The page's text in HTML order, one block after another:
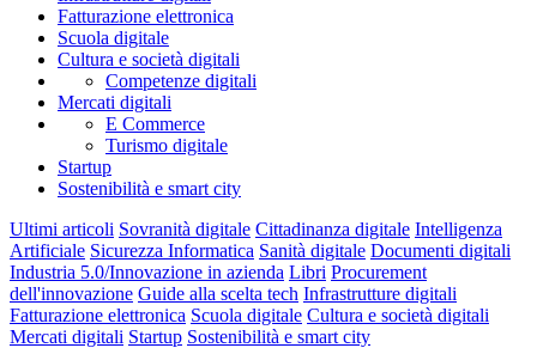
Fatturazione elettronica
Scuola digitale
Cultura e società digitali
Competenze digitali
Mercati digitali
E Commerce
Turismo digitale
Startup
Sostenibilità e smart city
Ultimi articoli Sovranità digitale Cittadinanza digitale Intelligenza
Artificiale Sicurezza Informatica Sanità digitale Documenti digitali
Industria 5.0/Innovazione in azienda Libri Procurement
dell'innovazione Guide alla scelta tech Infrastrutture digitali
Fatturazione elettronica Scuola digitale Cultura e società digitali
Mercati digitali Startup Sostenibilità e smart city